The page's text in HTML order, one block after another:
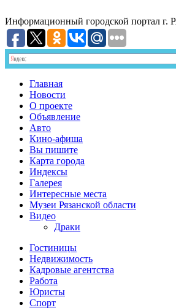
Информационный городской портал г.
Главная
Новости
О проекте
Объявление
Авто
Кино-афиша
Вы пишите
Карта города
Индексы
Галерея
Интересные места
Музеи Рязанской области
Видео
Драки
Гостиницы
Недвижимость
Кадровые агентства
Работа
Юристы
Спорт